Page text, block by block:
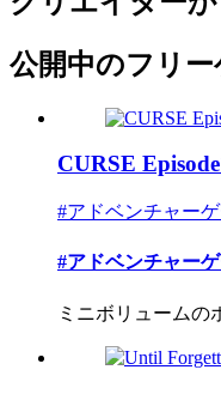
公開中のフリ
CURSE
#アドベンチャー
#アドベンチャー
ミニボリュームの